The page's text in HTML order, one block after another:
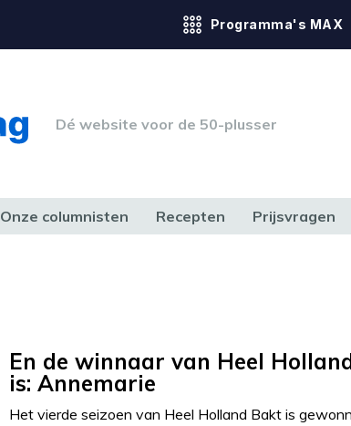
Programma's MAX
Dé website voor de 50-plusser
Onze columnisten Recepten Prijsvragen
En de winnaar van Heel
is: Annemarie
Het vierde seizoen van Heel Holland Bakt is